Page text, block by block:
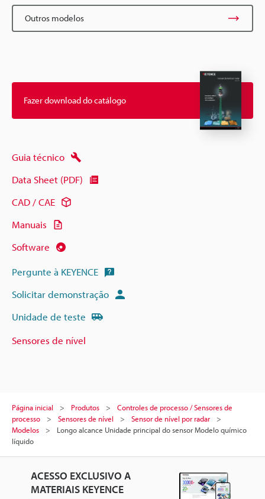
Outros modelos
Fazer download do catálogo
Guia técnico
Data Sheet (PDF)
CAD / CAE
Manuais
Software
Pergunte à KEYENCE
Solicitar demonstração
Unidade de teste
Sensores de nível
Página inicial Produtos
Controles de processo / Sensores de
processo
Sensores de nível
Sensor de nível por radar
Modelos
Longo alcance Unidade principal do sensor Modelo químico
líquido
ACESSO EXCLUSIVO A
MATERIAIS KEYENCE